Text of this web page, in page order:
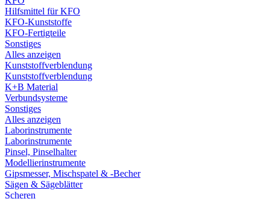
Hilfsmittel für KFO
KFO-Kunststoffe
KFO-Fertigteile
Sonstiges
Alles anzeigen
Kunststoffverblendung
Kunststoffverblendung
K+B Material
Verbundsysteme
Sonstiges
Alles anzeigen
Laborinstrumente
Laborinstrumente
Pinsel, Pinselhalter
Modellierinstrumente
Gipsmesser, Mischspatel & -Becher
Sägen & Sägeblätter
Scheren